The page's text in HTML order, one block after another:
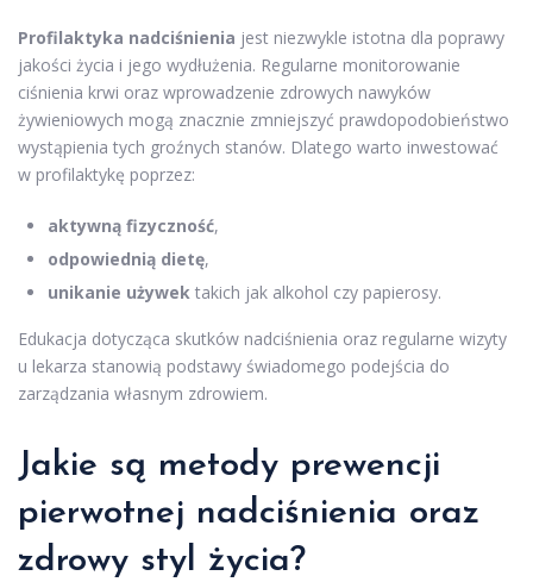
Profilaktyka nadciśnienia jest niezwykle istotna dla poprawy
jakości życia i jego wydłużenia. Regularne monitorowanie
ciśnienia krwi oraz wprowadzenie zdrowych nawyków
żywieniowych mogą znacznie zmniejszyć prawdopodobieństwo
wystąpienia tych groźnych stanów. Dlatego warto inwestować
w profilaktykę poprzez:
aktywną fizyczność,
odpowiednią dietę,
unikanie używek takich jak alkohol czy papierosy.
Edukacja dotycząca skutków nadciśnienia oraz regularne wizyty
u lekarza stanowią podstawy świadomego podejścia do
zarządzania własnym zdrowiem.
Jakie są metody prewencji
pierwotnej nadciśnienia oraz
zdrowy styl życia?